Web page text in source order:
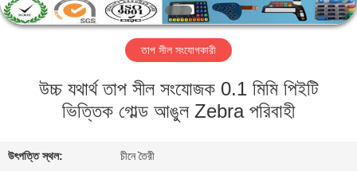
কারখানা
তাপ সীল সংযোগকারী
উচ্চ যথার্থ তাপ সীল সংযোজক 0.1 মিমি পিইটি
ভিত্তিক গোল্ড আঙুল Zebra পরিবাহী
উৎপত্তি স্থল: চীনে তৈরী